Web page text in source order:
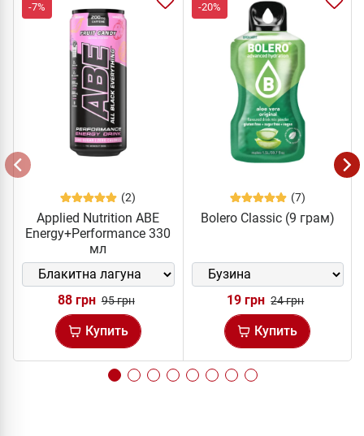
-7%
(2)
Applied Nutrition ABE
Energy+Performance 330
мл
88 грн 95 грн
Купить
-20%
(7)
Bolero Classic (9 грам)
19 грн 24 грн
Купить